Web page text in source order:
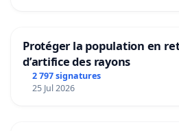
Protéger la population en
d’artifice des rayons
2 797 signatures
25 Jul 2026